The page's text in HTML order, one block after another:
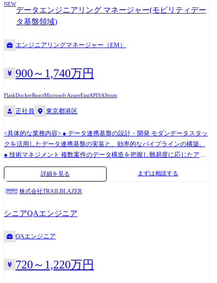
システム的な課題だけではなく進め方を含めたチーム全体の課題を解決
していただきます。 ●現状の課題 今までJRWが手掛けてきたシステムは
ほとんどが外注での開発であり、プロダクトごとに用いられている技術
がったプロダクトを一つの体験に統合するため、IDの統合を進める必要
築などを進めています。 ●本ポジションの特徴 TRAILBLAZERは、JR西
日本グループの各事業に深く関わりながら、ともにデジタル変革を推進
システムやプロダクトを育てていく ・様々な立場の人と関係を築きなが
に、特にフィットするポジションです。 ●AI利用環境 社内では Gemini・
Claude などの AI ツールを開発・資料作成・分析など幅広い場面で利用
しています。 JR西日本グループ側でも導入を進めており、現在は GitHub
Copilot によるコードレビューは運用しています。Claude Code について
もガードレールの整備をしながら導入に向けて調整中です。 ●技術スタ
ック プロダクトにより技術スタックが異なります。何を担当いただくか
は、ご経験などにあわせて相談させてください。
NEW
データエンジニアリング マネージャー(モビリティデー
タ基盤領域)
エンジニアリングマネージャー（EM）
900～1,740万円
FlaskDockerReactMicrosoft AzureFastAPISAStruts
正社員 東京都港区
<具体的な業務内容> ● データ連携基盤の設計・開発 モダンデータスタッ
クを活用したデータ連携基盤の実装と、効率的なパイプラインの構築。
● 技術マネジメント 複数案件のデータ構造を把握し難易度に応じたアー
キテクチャ設計の決定及びコードレビュー。 ● リソース・工程管理 案件
の優先順位付け、工数管理、およびメンバーの育成・評価。 ● ステーク
ホルダー調整 JR本体やシステム開発ベンダー(J-BITS等)との技術的な合
意形成。 <技術スタック> 言語・フレームワーク ・Python(pandas / polars
Flask(API開発・運用) ・pytest(テスト設計・運用) データベース / SQL ・
複雑なクエリ設計(window関数を用いた時系列データ処理・順位付け) ・
WITH句(CTE)を活用した可読性の高いクエリ設計 ・explainを用いたクエ
Storage / ファイル共有 / VM運用・コスト管理 / ネットワーク) ・
GCP(BigQuery / Gemini API) ・AWS(S3 / ECR / EKS / Bedrock / CloudShell)
詳細を見る まずは相談する
株式会社TRAILBLAZER
シニアQAエンジニア
QAエンジニア
720～1,220万円